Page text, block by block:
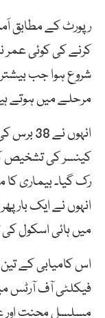
رپورٹ کے مطابق
کرنے کی کوئی عمر
شروع ہوا جب
مرحلے میں ہوتے
انہوں
کینسر کی تشخیص
رک گیا۔ بیماری
میں ہائی اسکول
اس کامیابی کے
فیکلٹی آف آرٹس